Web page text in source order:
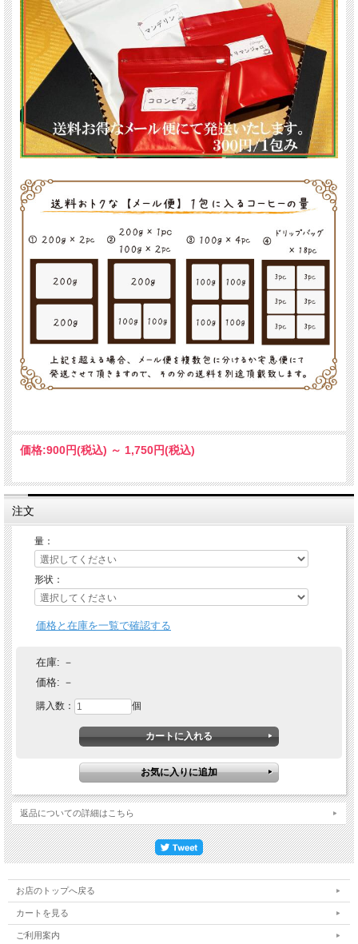
価格:900円(税込) ～ 1,750円(税込)
注文
量：
形状：
価格と在庫を一覧で確認する
在庫: －
価格: －
購入数： 個
返品についての詳細はこちら
お店のトップへ戻る
カートを見る
ご利用案内